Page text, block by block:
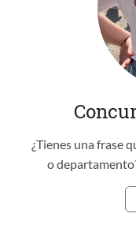
¿Tienes una frase
o